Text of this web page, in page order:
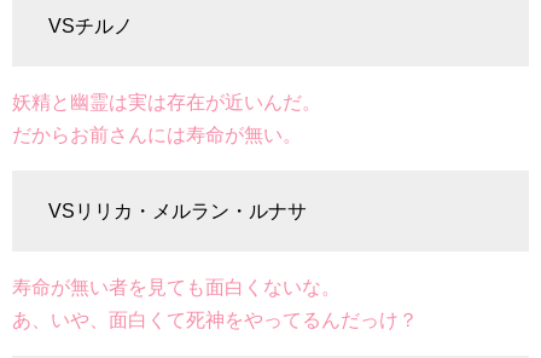
VSチルノ
妖精と幽霊は実は存在が近いんだ。
だからお前さんには寿命が無い。
VSリリカ・メルラン・ルナサ
寿命が無い者を見ても面白くないな。
あ、いや、面白くて死神をやってるんだっけ？